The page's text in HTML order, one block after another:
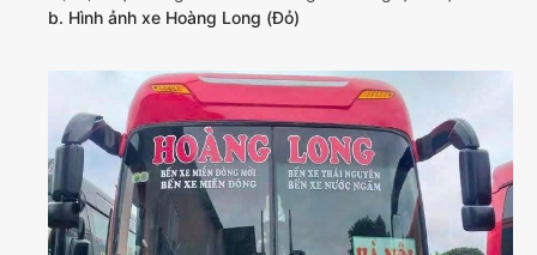
b. Hình ảnh xe Hoàng Long (Đỏ)